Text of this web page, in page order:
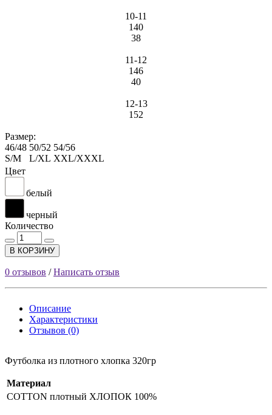
10-11
140
38
11-12
146
40
12-13
152
Размер:
46/48
S/M
50/52
L/XL
54/56
XXL/XXXL
Цвет
белый
черный
Количество
В КОРЗИНУ
0 отзывов /Написать отзыв
Описание
Характеристики
Отзывов (0)
Футболка из плотного хлопка 320гр
Материал
COTTON плотный ХЛОПОК 100%